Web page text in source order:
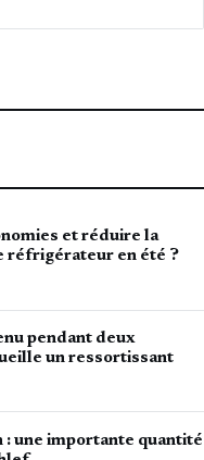
et réduire la
réfrigérateur en été ?
pendant deux
un ressortissant
: une importante quantité